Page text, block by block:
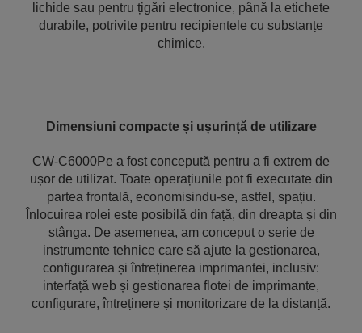
lichide sau pentru țigări electronice, până la etichete
durabile, potrivite pentru recipientele cu substanțe
chimice.
Dimensiuni compacte și ușurință de utilizare
CW-C6000Pe a fost concepută pentru a fi extrem de
ușor de utilizat. Toate operațiunile pot fi executate din
partea frontală, economisindu-se, astfel, spațiu.
Înlocuirea rolei este posibilă din față, din dreapta și din
stânga. De asemenea, am conceput o serie de
instrumente tehnice care să ajute la gestionarea,
configurarea și întreținerea imprimantei, inclusiv:
interfață web și gestionarea flotei de imprimante,
configurare, întreținere și monitorizare de la distanță.